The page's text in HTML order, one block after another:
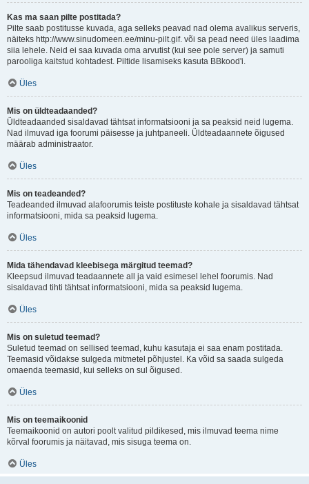
Kas ma saan pilte postitada?
Pilte saab postitusse kuvada, aga selleks peavad nad olema avalikus serveris,
näiteks http://www.sinudomeen.ee/minu-pilt.gif. või sa pead need üles laadima
siia lehele. Neid ei saa kuvada oma arvutist (kui see pole server) ja samuti
parooliga kaitstud kohtadest. Piltide lisamiseks kasuta BBkood'i.
Üles
Mis on üldteadaanded?
Üldteadaanded sisaldavad tähtsat informatsiooni ja sa peaksid neid lugema.
Nad ilmuvad iga foorumi päisesse ja juhtpaneeli. Üldteadaannete õigused
määrab administraator.
Üles
Mis on teadeanded?
Teadeanded ilmuvad alafoorumis teiste postituste kohale ja sisaldavad tähtsat
informatsiooni, mida sa peaksid lugema.
Üles
Mida tähendavad kleebisega märgitud teemad?
Kleepsud ilmuvad teadaannete all ja vaid esimesel lehel foorumis. Nad
sisaldavad tihti tähtsat informatsiooni, mida sa peaksid lugema.
Üles
Mis on suletud teemad?
Suletud teemad on sellised teemad, kuhu kasutaja ei saa enam postitada.
Teemasid võidakse sulgeda mitmetel põhjustel. Ka võid sa saada sulgeda
omaenda teemasid, kui selleks on sul õigused.
Üles
Mis on teemaikoonid
Teemaikoonid on autori poolt valitud pildikesed, mis ilmuvad teema nime
kõrval foorumis ja näitavad, mis sisuga teema on.
Üles